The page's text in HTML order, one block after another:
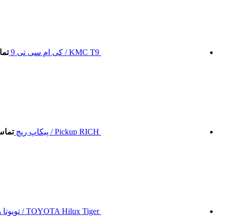
KMC T9 / کی ام سی تی 9
Pickup RICH / پیکاپ ریچ
TOYOTA Hilux Tiger / تویوتا هایلوکس تایگر